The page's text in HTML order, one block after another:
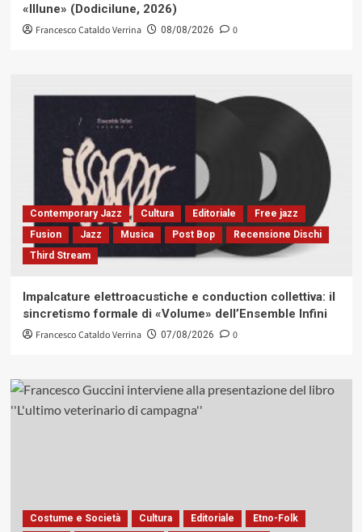
«Illune» (Dodicilune, 2026)
Francesco Cataldo Verrina 08/08/2026 0
Contemporary Jazz Cultura Editoriale
Free jazz
Fusion
Jazz Musica Post Bop
Recensione Dischi
Third Stream
Impalcature elettroacustiche e conduction collettiva: il
sincretismo formale di «Volume» dell’Ensemble Infini
Francesco Cataldo Verrina 07/08/2026 0
Costume e Società Cultura Editoriale
Etno-Folk